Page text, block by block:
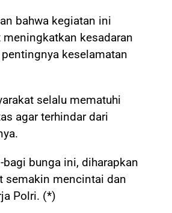
bahwa kegiatan ini
kesadaran
keselamatan
selalu mematuhi
agar terhindar dari
bunga ini, diharapkan
semakin mencintai dan
Polri. (*)